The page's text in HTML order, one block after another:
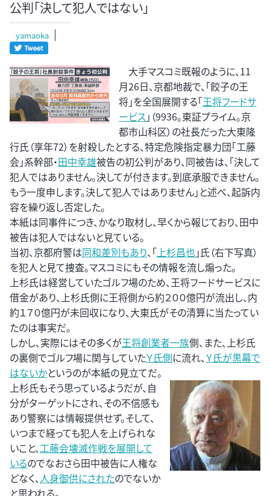
公判「決して犯人ではない」
yamaoka
大手マスコミ既報のように、11
月26日、京都地裁で、「餃子の王
将」を全国展開する「王将フードサ
ービス」（9936。東証プライム。京
都市山科区）の社長だった大東隆
行氏（享年72）を射殺したとする、特定危険指定暴力団「工藤
会」系幹部・田中幸雄被告の初公判があり、同被告は、「決して
犯人ではありません。決してが付きます。到底承服できません。
もう一度申します。決して犯人ではありません」と述べ、起訴内
容を繰り返し否定した。
本紙は同事件につき、かなり取材し、早くから報じており、田中
被告は犯人ではないと見ている。
当初、京都府警は同和差別もあり、「上杉昌也」氏（右下写真）
を犯人と見て捜査。マスコミにもその情報を流し煽った。
上杉氏は経営していたゴルフ場のため、王将フードサービスに
借金があり、上杉氏側に王将側から約２００億円が流出し、内
約１７０億円が未回収になり、大東氏がその清算に当たってい
たのは事実だ。
しかし、実際にはその多くが王将創業者一族側、また、上杉氏
の裏側でゴルフ場に関与していたＹ氏側に流れ、Ｙ氏が黒幕で
はないかというのが本紙の見立てだ。
上杉氏もそう思っているようだが、自
分がターゲットにされ、その不信感も
あり警察には情報提供せず。そして、
いつまで経っても犯人を上げられな
いこと、工藤会壊滅作戦を展開して
いるのでなおさら田中被告に人権な
どなく、人身御供にされたのでないか